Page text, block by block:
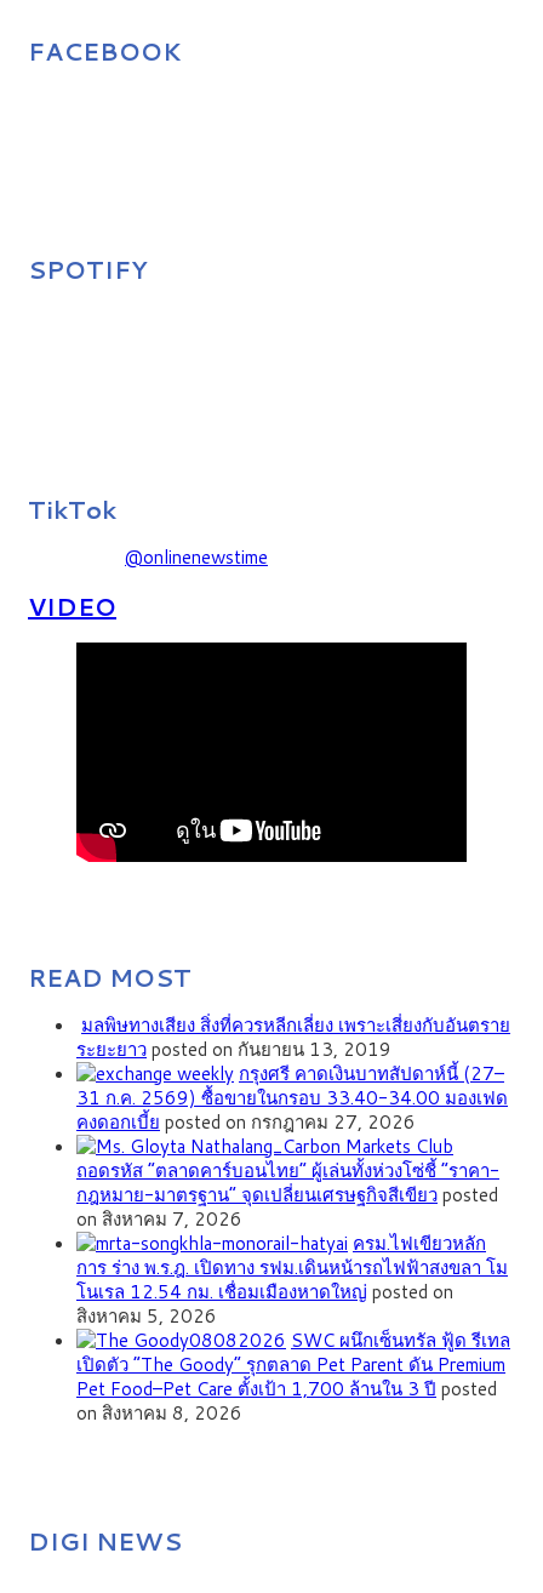
FACEBOOK
SPOTIFY
TikTok
@onlinenewstime
VIDEO
READ MOST
มลพิษทางเสียง สิ่งที่ควรหลีกเลี่ยง เพราะเสี่ยงกับอันตราย
ระยะยาวposted on กันยายน 13, 2019
กรุงศรี คาดเงินบาทสัปดาห์นี้ (27–
31 ก.ค. 2569) ซื้อขายในกรอบ 33.40-34.00 มองเฟด
คงดอกเบี้ย posted on กรกฎาคม 27, 2026
ถอดรหัส “ตลาดคาร์บอนไทย” ผู้เล่นทั้งห่วงโซ่ชี้ “ราคา-
กฎหมาย-มาตรฐาน” จุดเปลี่ยนเศรษฐกิจสีเขียวposted
on สิงหาคม 7, 2026
ครม.ไฟเขียวหลัก
การ ร่าง พ.ร.ฎ. เปิดทาง รฟม.เดินหน้ารถไฟฟ้าสงขลา โม
โนเรล 12.54 กม. เชื่อมเมืองหาดใหญ่ posted on
สิงหาคม 5, 2026
SWC ผนึกเซ็นทรัล ฟู้ด รีเทล
เปิดตัว “The Goody” รุกตลาด Pet Parent ดัน Premium
Pet Food–Pet Care ตั้งเป้า 1,700 ล้านใน 3 ปี posted
on สิงหาคม 8, 2026
DIGI NEWS